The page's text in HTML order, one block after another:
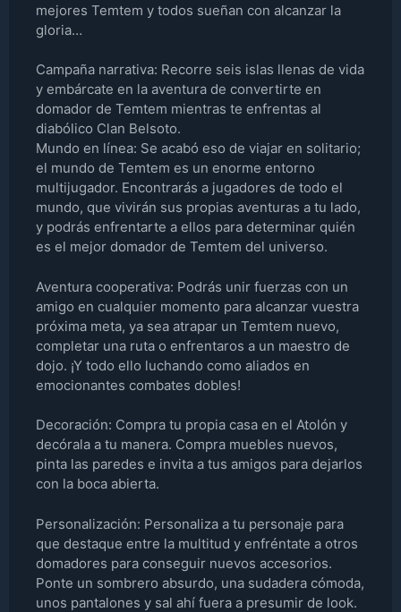
mejores Temtem y todos sueñan con alcanzar la
gloria…
Campaña narrativa: Recorre seis islas llenas de vida
y embárcate en la aventura de convertirte en
domador de Temtem mientras te enfrentas al
diabólico Clan Belsoto.
Mundo en línea: Se acabó eso de viajar en solitario;
el mundo de Temtem es un enorme entorno
multijugador. Encontrarás a jugadores de todo el
mundo, que vivirán sus propias aventuras a tu lado,
y podrás enfrentarte a ellos para determinar quién
es el mejor domador de Temtem del universo.
Aventura cooperativa: Podrás unir fuerzas con un
amigo en cualquier momento para alcanzar vuestra
próxima meta, ya sea atrapar un Temtem nuevo,
completar una ruta o enfrentaros a un maestro de
dojo. ¡Y todo ello luchando como aliados en
emocionantes combates dobles!
Decoración: Compra tu propia casa en el Atolón y
decórala a tu manera. Compra muebles nuevos,
pinta las paredes e invita a tus amigos para dejarlos
con la boca abierta.
Personalización: Personaliza a tu personaje para
que destaque entre la multitud y enfréntate a otros
domadores para conseguir nuevos accesorios.
Ponte un sombrero absurdo, una sudadera cómoda,
unos pantalones y sal ahí fuera a presumir de look.